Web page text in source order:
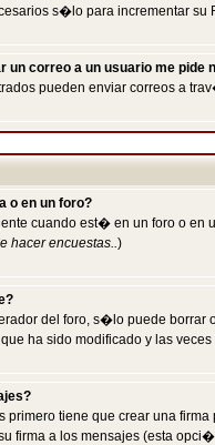
s�lo para incrementar
un correo a un usuario me
pueden enviar correos a
o en un foro?
cuando est� en un foro o en
hacer encuestas..)
del foro, s�lo puede
ha sido modificado y las
primero tiene que crear una
firma a los mensajes (esta